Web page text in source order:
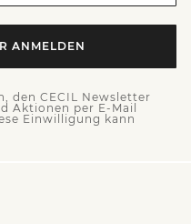
ANMELDEN
den CECIL Newsletter
Aktionen per E-Mail
Einwilligung kann